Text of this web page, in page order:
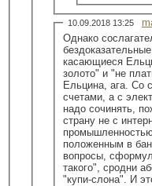
10.09.2018 13:25
Однако
касающиеся
золото" и "не
Ельцина, ага. Со
счетами, а с
надо сочинять,
страну не с
положенным в
вопросы,
такого", сродни
"купи-слона". И